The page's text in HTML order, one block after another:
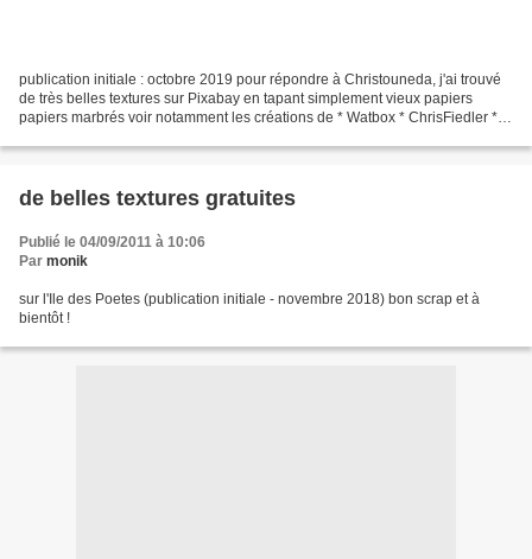
publication initiale : octobre 2019 pour répondre à Christouneda, j'ai trouvé
de très belles textures sur Pixabay en tapant simplement vieux papiers
papiers marbrés voir notamment les créations de * Watbox * ChrisFiedler *
de belles textures gratuites
Publié le 04/09/2011 à 10:06
Par monik
sur l'Ile des Poetes (publication initiale - novembre 2018) bon scrap et à
bientôt !